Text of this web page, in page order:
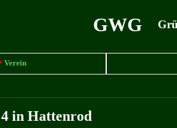
GWG
Verein
in Hattenrod